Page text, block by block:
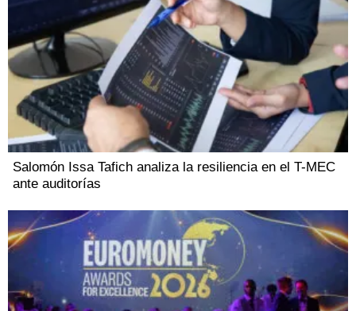
Salomón Issa Tafich analiza la resiliencia en el T-MEC
ante auditorías